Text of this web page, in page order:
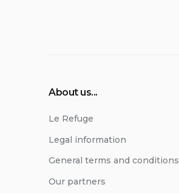
About us...
Le Refuge
Legal information
General terms and conditions
Our partners